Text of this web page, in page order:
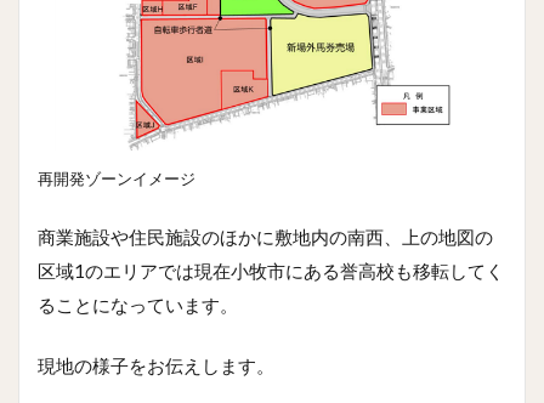
再開発ゾーンイメージ
商業施設や住民施設のほかに敷地内の南西、上の地図の
区域1のエリアでは現在小牧市にある誉高校も移転してく
ることになっています。
現地の様子をお伝えします。